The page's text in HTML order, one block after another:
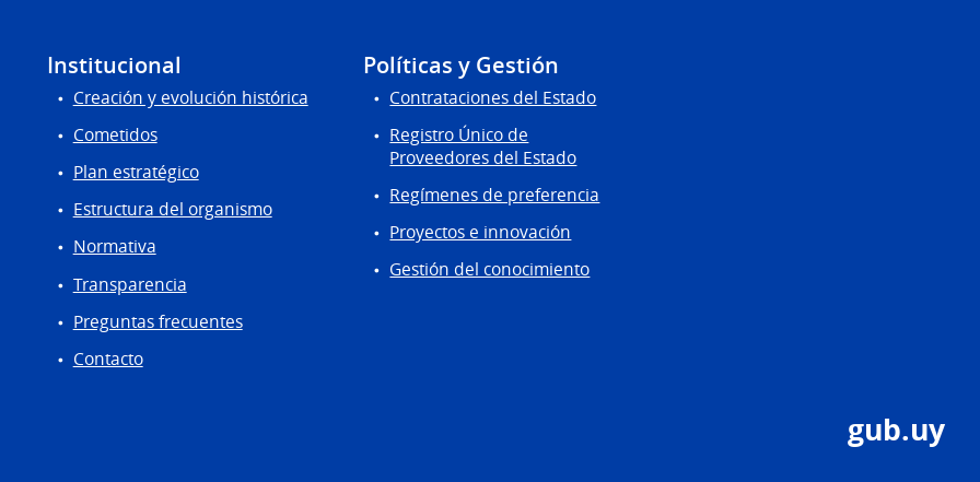
Institucional
Creación y evolución histórica
Cometidos
Plan estratégico
Estructura del organismo
Normativa
Transparencia
Preguntas frecuentes
Contacto
Políticas y Gestión
Contrataciones del Estado
Registro Único de
Proveedores del Estado
Regímenes de preferencia
Proyectos e innovación
Gestión del conocimiento
gub.uy